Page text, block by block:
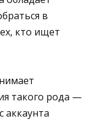
в
кто ищет
такого рода —
аккаунта